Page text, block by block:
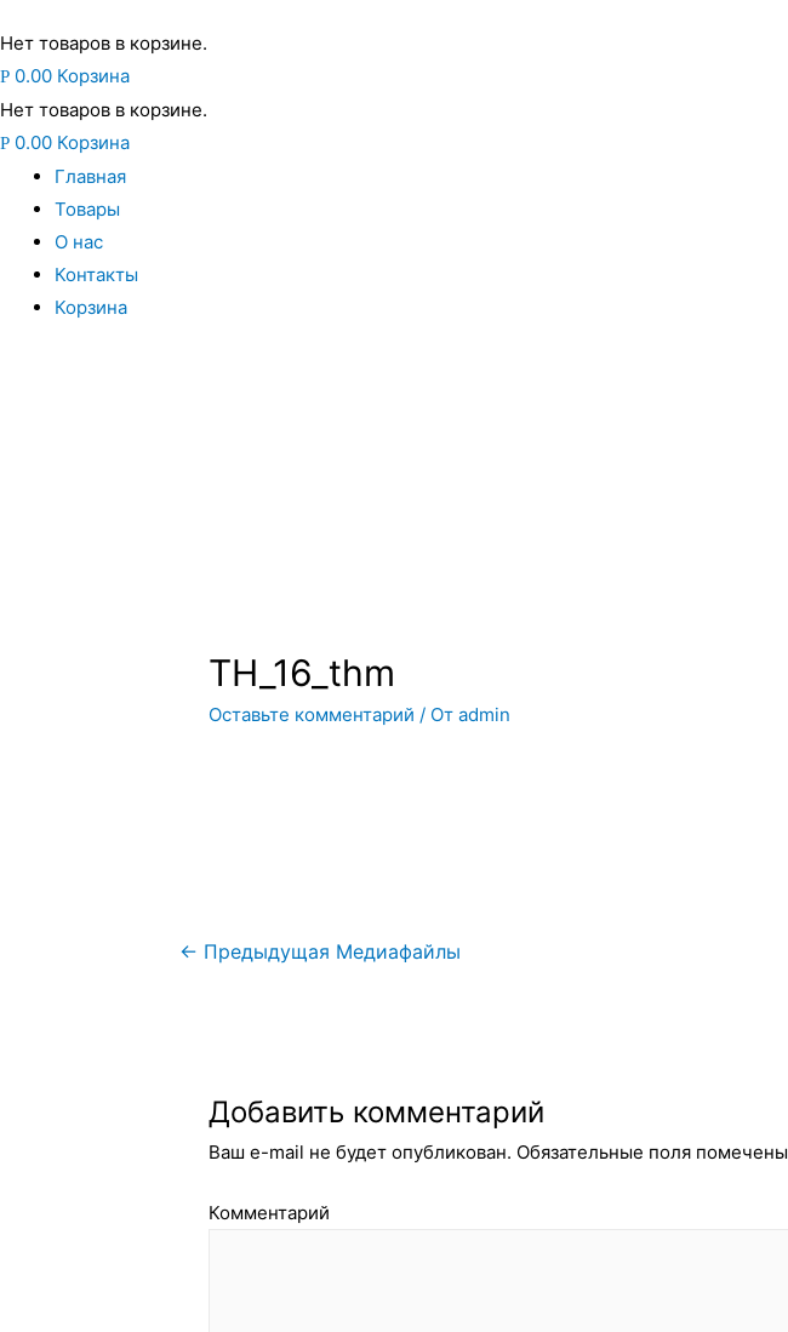
Нет товаров в корзине.
Р 0.00 Корзина
Нет товаров в корзине.
Р 0.00 Корзина
Главная
Товары
О нас
Контакты
Корзина
TH_16_thm
Оставьте комментарий / Отadmin
Навигация
записям
← Предыдущая Медиафайлы
Добавить комментарий
Ваш e-mail не будет опубликован. Обязательные поля помечены
Комментарий